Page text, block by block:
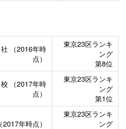
社
（2016年時
点）
東京23区ランキ
ング
第8位
校
（2017年時
点）
東京23区ランキ
ング
第1位
（2017年時点）
東京23区ランキ
ング